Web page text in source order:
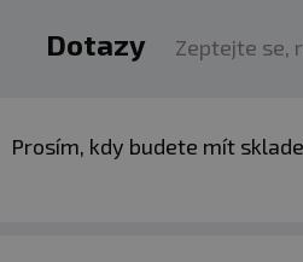
Dotazy Zeptejte se,
Prosím, kdy budete mít